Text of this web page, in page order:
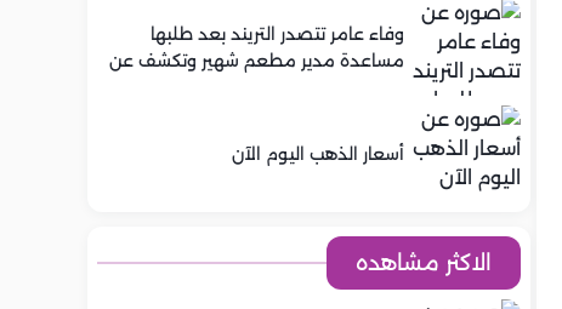
وفاء عامر تتصدر التريند بعد طلبها
مساعدة مدير مطعم شهير وتكشف عن
أسعار الذهب اليوم الآن
الاكثر مشاهده